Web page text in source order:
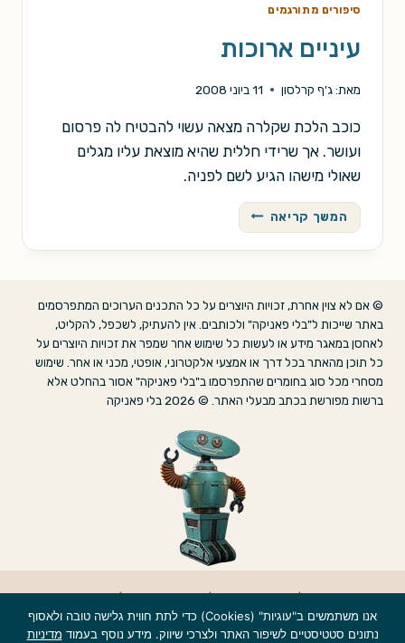
סיפורים מתורגמים
עיניים ארוכות
מאת:ג'ף קרלסון 11 ביוני 2008
כוכב הלכת שקלרה מצאה עשוי להבטיח לה פרסום
ועושר. אך שרידי חללית שהיא מוצאת עליו מגלים
שאולי מישהו הגיע לשם לפניה.
המשך קריאה עיניים
ארוכות
© אם לא צוין אחרת, זכויות היוצרים על כל התכנים הערוכים המתפרסמים
באתר שייכות ל"בלי פאניקה" ולכותבים. אין להעתיק, לשכפל, להקליט,
לאחסן במאגר מידע או לעשות כל שימוש אחר שמפר את זכויות היוצרים על
כל תוכן מהאתר בכל דרך או אמצעי אלקטרוני, אופטי, מכני או אחר. שימוש
מסחרי מכל סוג בחומרים שהתפרסמו ב"בלי פאניקה" אסור בהחלט אלא
ברשות מפורשת בכתב מבעלי האתר. © 2026 בלי פאניקה
אנו משתמשים ב"עוגיות" (Cookies) כדי לתת חווית גלישה טובה ולאסוף
נתונים סטטיסטיים לשיפור האתר ולצרכי שיווק. מידע נוסף בעמוד מדיניות